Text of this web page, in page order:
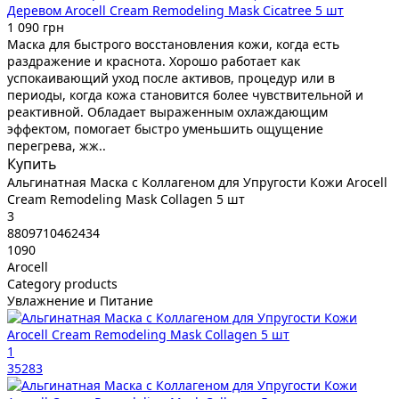
Деревом Arocell Cream Remodeling Mask Cicatree 5 шт
1 090 грн
Маска для быстрого восстановления кожи, когда есть
раздражение и краснота. Хорошо работает как
успокаивающий уход после активов, процедур или в
периоды, когда кожа становится более чувствительной и
реактивной. Обладает выраженным охлаждающим
эффектом, помогает быстро уменьшить ощущение
перегрева, жж..
Купить
Альгинатная Маска с Коллагеном для Упругости Кожи Arocell
Cream Remodeling Mask Collagen 5 шт
3
8809710462434
1090
Arocell
Category products
Увлажнение и Питание
1
35283